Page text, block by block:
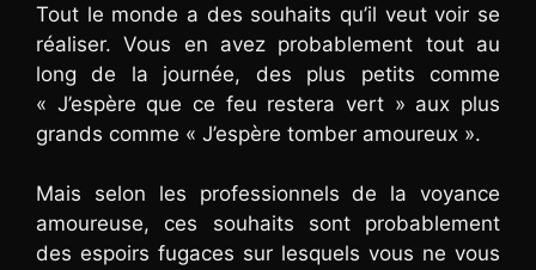
Tout le monde a des souhaits qu’il veut voir se
réaliser. Vous en avez probablement tout au
long de la journée, des plus petits comme
« J’espère que ce feu restera vert » aux plus
grands comme « J’espère tomber amoureux ».
Mais selon les professionnels de la voyance
amoureuse, ces souhaits sont probablement
des espoirs fugaces sur lesquels vous ne vous